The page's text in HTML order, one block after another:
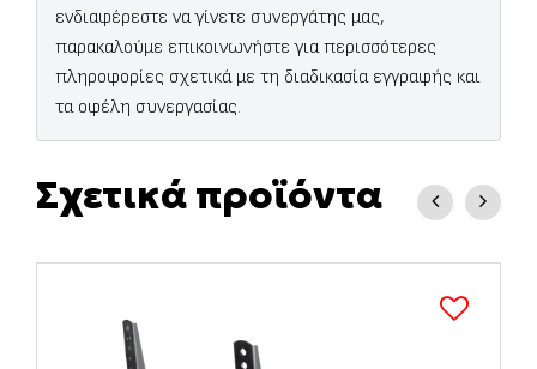
ενδιαφέρεστε να γίνετε συνεργάτης μας,
παρακαλούμε επικοινωνήστε για περισσότερες
πληροφορίες σχετικά με τη διαδικασία εγγραφής και
τα οφέλη συνεργασίας.
Σχετικά προϊόντα